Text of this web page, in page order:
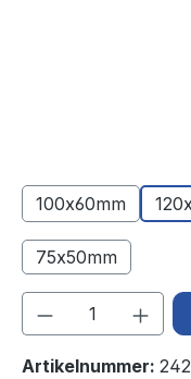
100x60mm
75x50mm
(Diese Option
Produkt
Artikelnummer: